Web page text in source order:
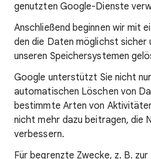
genutzten Google-Dienste
Anschließend beginnen wir mit
den die Daten möglichst sicher
unseren Speichersystemen
Google unterstützt Sie nicht
automatischen Löschen von
bestimmte Arten von
nicht mehr dazu beitragen, die
verbessern.
Für begrenzte Zwecke, z. B. zur